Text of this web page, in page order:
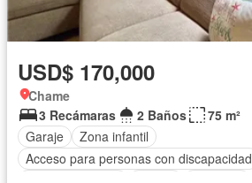
USD$ 170,000
Chame
3 Recámaras
2 Baños
75 m²
Garaje
Zona infantil
Acceso para personas con discapacidad